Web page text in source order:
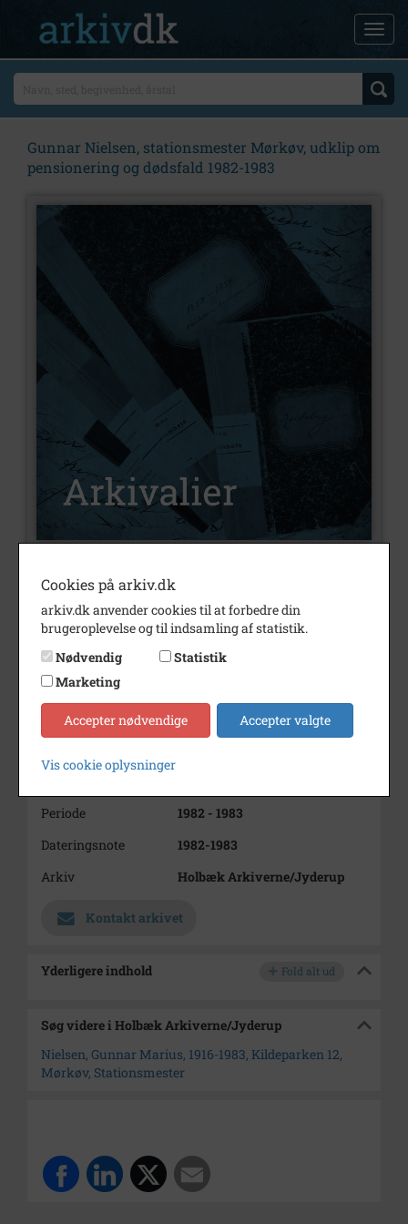
Gunnar Nielsen, stationsmester Mørkøv, udklip om
pensionering og dødsfald 1982-1983
Nummer
Type
Arkivalier
Arkivskaber
Nielsen, Gunnar
Beskrivelse
Gunnar Marius Nielsen
Kildevangen 12, Mørkøv
Periode
1982 - 1983
Dateringsnote
1982-1983
Arkiv
Holbæk Arkiverne/Jyderup
Kontakt arkivet
Yderligere indhold Fold alt ud
Søg videre i Holbæk Arkiverne/Jyderup
Nielsen, Gunnar Marius, 1916-1983, Kildeparken 12,
Mørkøv, Stationsmester
Cookies på arkiv.dk
arkiv.dk anvender cookies til at forbedre din
brugeroplevelse og til indsamling af statistik.
Nødvendig
Statistik
Marketing
Accepter nødvendige Accepter valgte
Vis cookie oplysninger